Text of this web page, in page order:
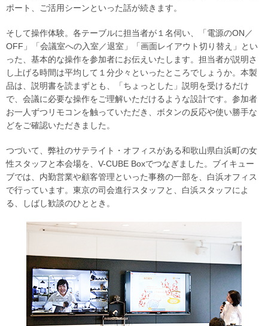
ポート、ご活用シーンといった話が続きます。
そして操作体験。各テーブルに担当者が１名伺い、「電源のON／
OFF」「会議室への入室／退室」「画面レイアウト切り替え」とい
った、基本的な操作を参加者にお伝えいたします。担当者が説明さ
し上げる時間は平均して１分少々といったところでしょうか。本製
品は、説明書を読まずとも、「ちょっとした」説明を受けるだけ
で、会議に必要な操作をご理解いただけるような設計です。参加者
お一人ずつリモコンを触っていただき、ボタンの反応や使い勝手な
どをご確認いただきました。
つづいて、弊社のサテライト・オフィスがある和歌山県白浜町の女
性スタッフと本会場を、V-CUBE Boxでつなぎました。ブイキュー
ブでは、内勤営業や顧客管理といった事務の一部を、白浜オフィス
で行っています。東京の司会進行スタッフと、白浜スタッフによ
る、しばし歓談のひととき。